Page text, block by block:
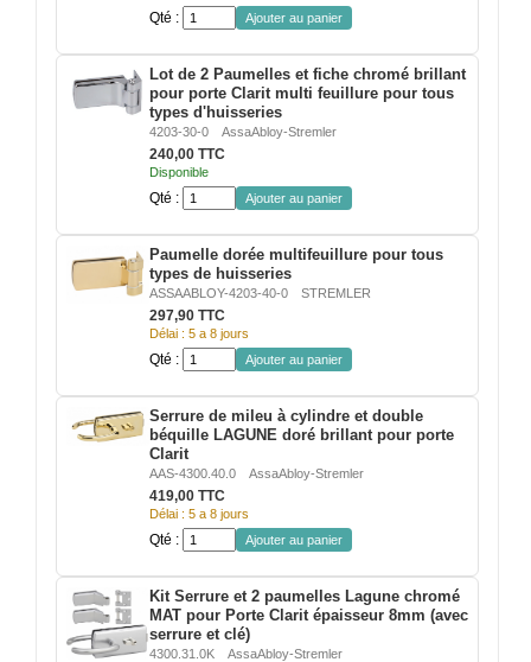
VERRE FEUILLETÉ/TREMPÉ
DALLE DE SOL EN VERRE
PORTE EN VERRE
GARDE CORPS EN VERRE
VERRIÈRE TYPE ATELIER
VERRES TEXTURÉS
PLEXIGLAS PMMA
DOUBLE VITRAGE
ACCESSOIRES & QUINCAILLERIE
CATALOGUE DE PROFILS ET FIXATION DU
LES FIXATIONS POUR MIROIR
LES PROFILS PAROI DE VERRE
bureau
Qté : Ajouter au panier
Lot de 2 Paumelles et fiche chromé brillant
pour porte Clarit multi feuillure pour tous
types d'huisseries
4203-30-0 AssaAbloy-Stremler
240,00 TTC
Disponible
Qté : Ajouter au panier
Paumelle dorée multifeuillure pour tous
types de huisseries
ASSAABLOY-4203-40-0 STREMLER
297,90 TTC
Délai : 5 a 8 jours
Qté : Ajouter au panier
Serrure de mileu à cylindre et double
béquille LAGUNE doré brillant pour porte
Clarit
AAS-4300.40.0 AssaAbloy-Stremler
419,00 TTC
Délai : 5 a 8 jours
Qté : Ajouter au panier
Kit Serrure et 2 paumelles Lagune chromé
MAT pour Porte Clarit épaisseur 8mm (avec
serrure et clé)
4300.31.0K AssaAbloy-Stremler